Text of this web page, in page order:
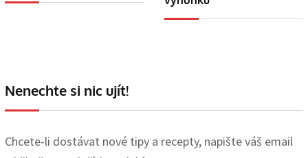
Nenechte si nic ujít!
Chcete-li dostávat nové tipy a recepty, napište váš email